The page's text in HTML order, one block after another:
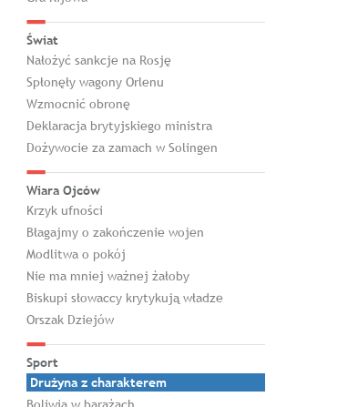
Świat
Nałożyć sankcje na Rosję
Spłonęły wagony Orlenu
Wzmocnić obronę
Deklaracja brytyjskiego ministra
Dożywocie za zamach w Solingen
Wiara Ojców
Krzyk ufności
Błagajmy o zakończenie wojen
Modlitwa o pokój
Nie ma mniej ważnej żałoby
Biskupi słowaccy krytykują władze
Orszak Dziejów
Sport
Drużyna z charakterem